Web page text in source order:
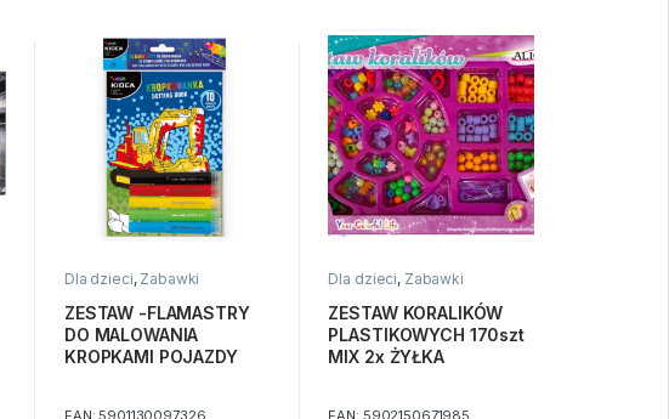
Dla dzieci, Zabawki
ZESTAW -FLAMASTRY
DO MALOWANIA
KROPKAMI POJAZDY
EAN: 5901130097326
Dla dzieci, Zabawki
ZESTAW KORALIKÓW
PLASTIKOWYCH 170szt
MIX 2x ŻYŁKA
EAN: 5902150671985